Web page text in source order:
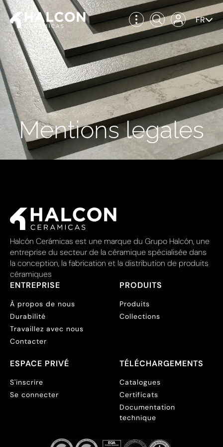
FR
Mentions legales
Halcón Cerámicas est une marque du Grupo Halcón, une
entreprise du secteur de la céramique spécialisée dans
la conception, la fabrication et la distribution de produits
céramiques
ENTREPRISE
À propos de nous
Durabilité
Travaillez avec nous
Contacter
PRODUITS
Produits
Collections
ESPACE PRIVÉ
S'inscrire
Se connecter
TÉLÉCHARGEMENTS
Catalogues
Certificats
Documentation
technique